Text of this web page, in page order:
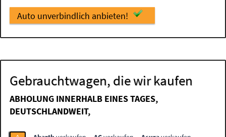
Auto unverbindlich anbieten!
Gebrauchtwagen, die wir kaufen
ABHOLUNG INNERHALB EINES TAGES,
DEUTSCHLANDWEIT,